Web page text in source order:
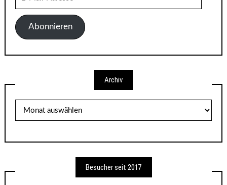
Mail-
AdresseAbonnieren
Archiv
Besucher seit 2017